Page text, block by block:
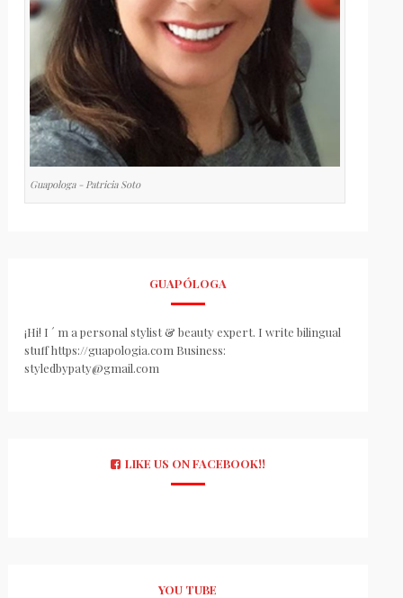
Guapologa - Patricia Soto
GUAPÓLOGA
¡Hi! I ´ m a personal stylist & beauty expert. I write bilingual
stuff https://guapologia.com Business:
styledbypaty@gmail.com
LIKE US ON FACEBOOK!!
YOU TUBE